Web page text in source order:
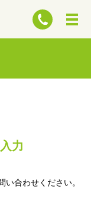
力
合わせください。